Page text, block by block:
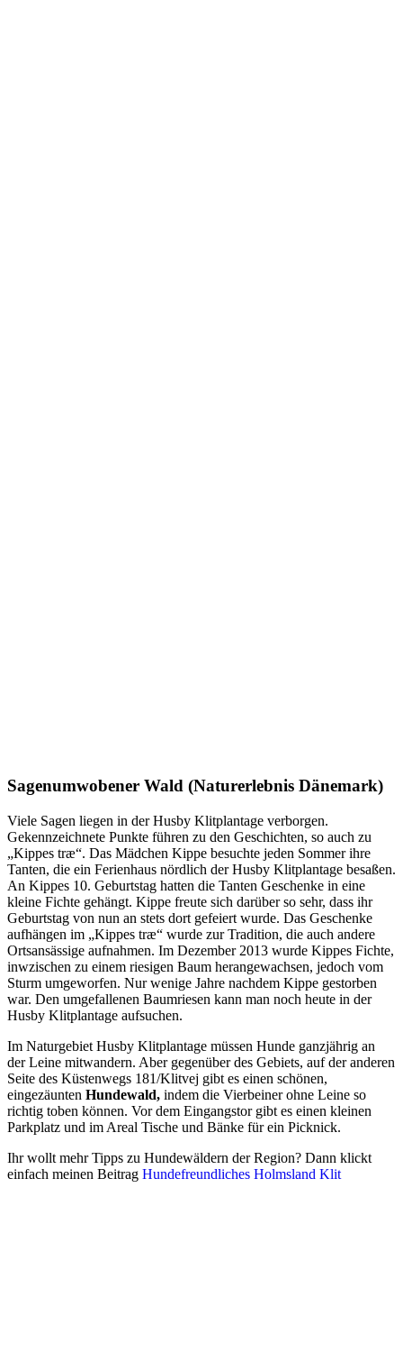
Sagenumwobener Wald (Naturerlebnis Dänemark)
Viele Sagen liegen in der Husby Klitplantage verborgen.
Gekennzeichnete Punkte führen zu den Geschichten, so auch zu
„Kippes træ“. Das Mädchen Kippe besuchte jeden Sommer ihre
Tanten, die ein Ferienhaus nördlich der Husby Klitplantage besaßen.
An Kippes 10. Geburtstag hatten die Tanten Geschenke in eine
kleine Fichte gehängt. Kippe freute sich darüber so sehr, dass ihr
Geburtstag von nun an stets dort gefeiert wurde. Das Geschenke
aufhängen im „Kippes træ“ wurde zur Tradition, die auch andere
Ortsansässige aufnahmen. Im Dezember 2013 wurde Kippes Fichte,
inwzischen zu einem riesigen Baum herangewachsen, jedoch vom
Sturm umgeworfen. Nur wenige Jahre nachdem Kippe gestorben
war. Den umgefallenen Baumriesen kann man noch heute in der
Husby Klitplantage aufsuchen.
Im Naturgebiet Husby Klitplantage müssen Hunde ganzjährig an
der Leine mitwandern. Aber gegenüber des Gebiets, auf der anderen
Seite des Küstenwegs 181/Klitvej gibt es einen schönen,
eingezäunten Hundewald, indem die Vierbeiner ohne Leine so
richtig toben können. Vor dem Eingangstor gibt es einen kleinen
Parkplatz und im Areal Tische und Bänke für ein Picknick.
Ihr wollt mehr Tipps zu Hundewäldern der Region? Dann klickt
einfach meinen Beitrag Hundefreundliches Holmsland Klit